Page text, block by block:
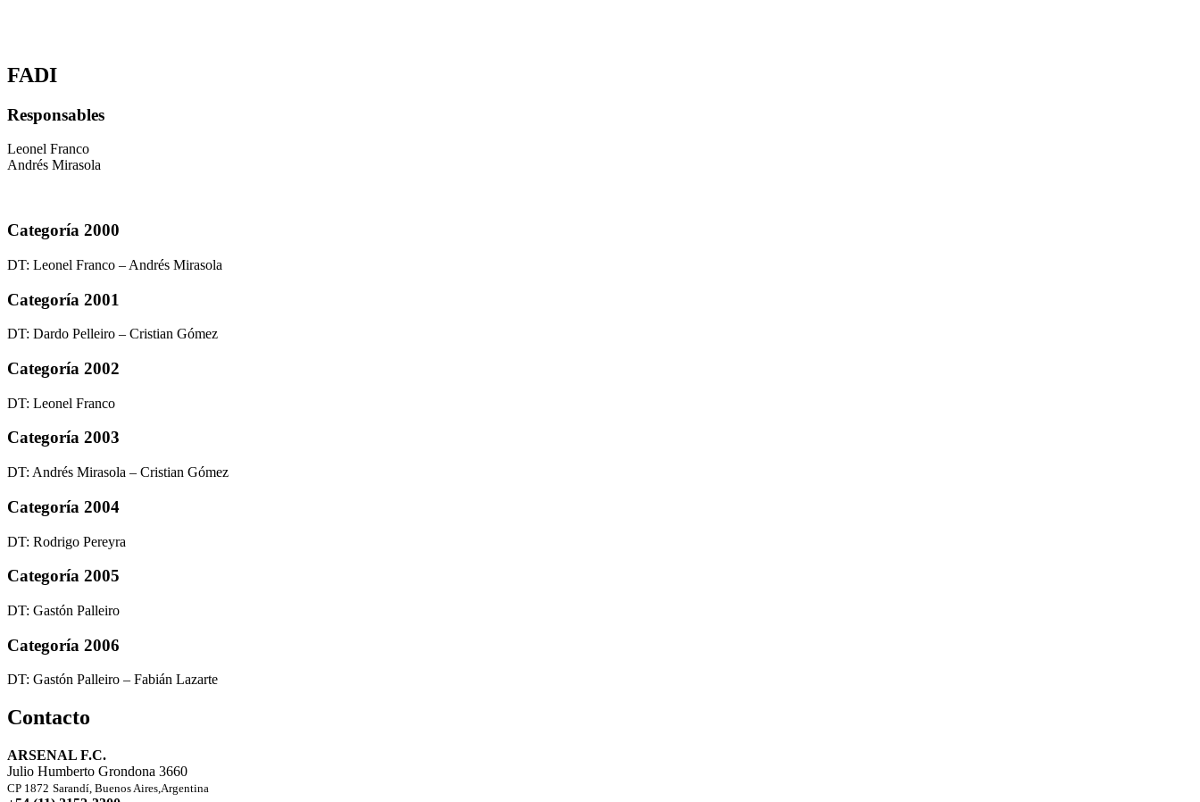
FADI
Responsables
Leonel Franco
Andrés Mirasola
Categoría 2000
DT: Leonel Franco – Andrés Mirasola
Categoría 2001
DT: Dardo Pelleiro – Cristian Gómez
Categoría 2002
DT: Leonel Franco
Categoría 2003
DT: Andrés Mirasola – Cristian Gómez
Categoría 2004
DT: Rodrigo Pereyra
Categoría 2005
DT: Gastón Palleiro
Categoría 2006
DT: Gastón Palleiro – Fabián Lazarte
Contacto
ARSENAL F.C.
Julio Humberto Grondona 3660
CP 1872 Sarandí, Buenos Aires,Argentina